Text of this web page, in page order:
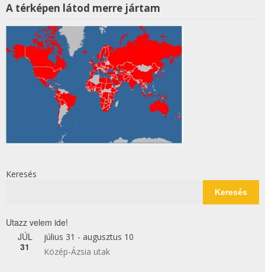
A térképen látod merre jártam
Keresés
Keresés
Utazz velem ide!
JÚL
31
július 31 - augusztus 10
Közép-Ázsia utak